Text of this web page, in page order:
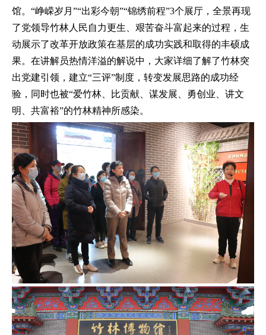
馆。“峥嵘岁月”“出彩今朝”“锦绣前程”3个展厅，全景再现
了党领导竹林人民自力更生、艰苦奋斗富起来的过程，生
动展示了改革开放政策在基层的成功实践和取得的丰硕成
果。在讲解员热情洋溢的解说中，大家详细了解了竹林突
出党建引领，建立“三评”制度，转变发展思路的成功经
验，同时也被“爱竹林、比贡献、谋发展、勇创业、讲文
明、共富裕”的竹林精神所感染。